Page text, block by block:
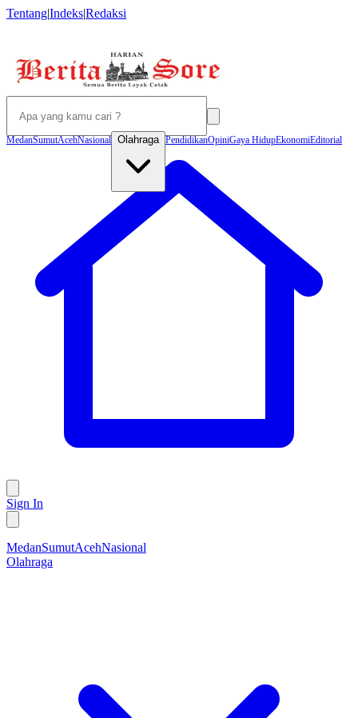
Tentang|Indeks|Redaksi
MedanSumutAcehNasional Olahraga PendidikanOpiniGaya HidupEkonomiEditorial
Sign In
MedanSumutAcehNasional
Olahraga